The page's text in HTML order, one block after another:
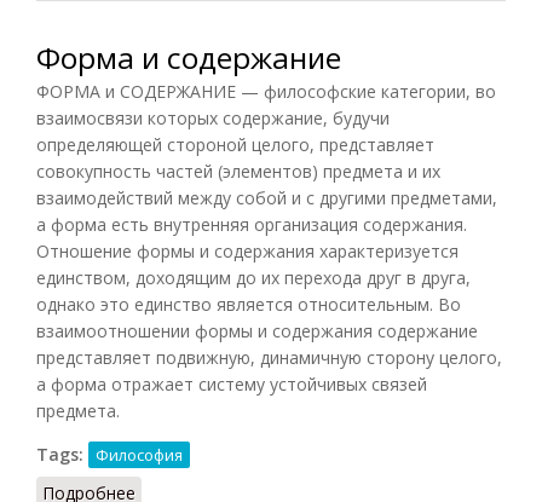
Форма и содержание
ФОРМА и СОДЕРЖАНИЕ — философские категории, во
взаимосвязи которых содержание, будучи
определяющей стороной целого, представляет
совокупность частей (элементов) предмета и их
взаимодействий между собой и с другими предметами,
а форма есть внутренняя организация содержания.
Отношение формы и содержания характеризуется
единством, доходящим до их перехода друг в друга,
однако это единство является относительным. Во
взаимоотношении формы и содержания содержание
представляет подвижную, динамичную сторону целого,
а форма отражает систему устойчивых связей
предмета.
Tags:
Философия
Подробнее